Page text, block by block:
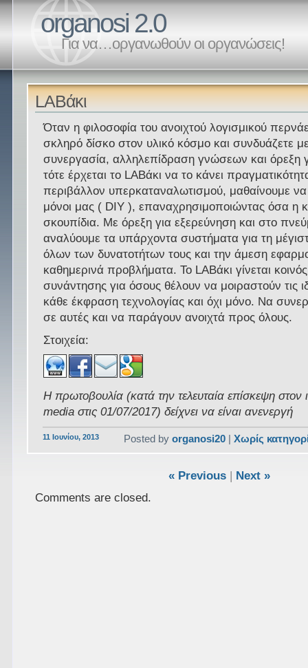
organosi 2.0
Για να…οργανωθούν οι οργανώσεις!
LABάκι
Όταν η φιλοσοφία του ανοιχτού λογισμικού
σκληρό δίσκο στον υλικό κόσμο και συνδυάζετε
συνεργασία, αλληλεπίδραση γνώσεων και όρεξη
τότε έρχεται το LABάκι να το κάνει
περιβάλλον υπερκαταναλωτισμού, μαθαίνουμε
μόνοι μας ( DIY ), επαναχρησιμοποιώντας όσα η
σκουπίδια. Με όρεξη για εξερεύνηση και στο
αναλύουμε τα υπάρχοντα συστήματα για τη
όλων των δυνατοτήτων τους και την άμεση
καθημερινά προβλήματα. Το LABάκι γίνεται
συνάντησης για όσους θέλουν να μοιραστούν τις
κάθε έκφραση τεχνολογίας και όχι μόνο. Να
σε αυτές και να παράγουν ανοιχτά προς όλους.
Στοιχεία:
Η πρωτοβουλία (κατά την τελευταία επίσκεψη
media στις 01/07/2017) δείχνει να είναι ανενεργή
11 Ιουνίου, 2013 Posted byorganosi20 |Χωρίς
« Previous| Next »
Comments are closed.